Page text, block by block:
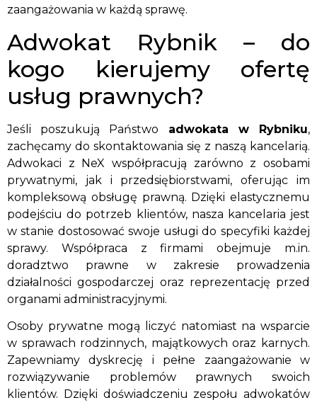
zaangażowania w każdą sprawę.
Adwokat Rybnik – do
kogo kierujemy ofertę
usług prawnych?
Jeśli poszukują Państwo adwokata w Rybniku,
zachęcamy do skontaktowania się z naszą kancelarią.
Adwokaci z NeX współpracują zarówno z osobami
prywatnymi, jak i przedsiębiorstwami, oferując im
kompleksową obsługę prawną. Dzięki elastycznemu
podejściu do potrzeb klientów, nasza kancelaria jest
w stanie dostosować swoje usługi do specyfiki każdej
sprawy. Współpraca z firmami obejmuje m.in.
doradztwo prawne w zakresie prowadzenia
działalności gospodarczej oraz reprezentację przed
organami administracyjnymi.
Osoby prywatne mogą liczyć natomiast na wsparcie
w sprawach rodzinnych, majątkowych oraz karnych.
Zapewniamy dyskrecję i pełne zaangażowanie w
rozwiązywanie problemów prawnych swoich
klientów. Dzięki doświadczeniu zespołu adwokatów